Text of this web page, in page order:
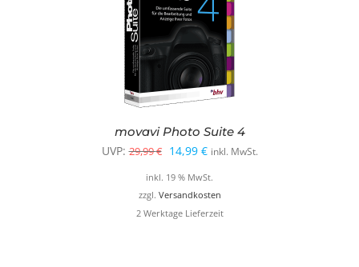
movavi Photo Suite 4
UVP: 29,99€ Ursprünglicher
Preis
war:
29,99 €
14,99 €Aktueller
Preis
ist:
14,99 €.
inkl. MwSt.
inkl. 19 % MwSt.
zzgl. Versandkosten
2 Werktage Lieferzeit